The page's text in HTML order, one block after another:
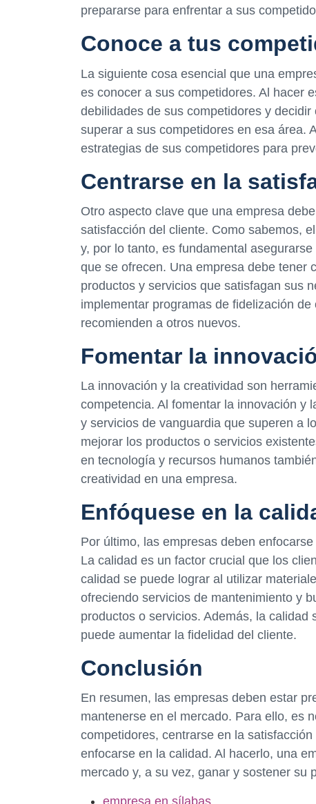
prepararse para enfrentar a sus
Conoce a tus
La siguiente cosa esencial que una
es conocer a sus competidores. Al hacer
debilidades de sus competidores y
superar a sus competidores en esa área.
estrategias de sus competidores para
Centrarse en la
Otro aspecto clave que una empresa
satisfacción del cliente. Como sabemos,
y, por lo tanto, es fundamental
que se ofrecen. Una empresa debe tener
productos y servicios que satisfagan sus
implementar programas de fidelización
recomienden a otros nuevos.
Fomentar la
La innovación y la creatividad son
competencia. Al fomentar la innovación y
y servicios de vanguardia que superen a
mejorar los productos o servicios
en tecnología y recursos humanos
creatividad en una empresa.
Enfóquese en la
Por último, las empresas deben
La calidad es un factor crucial que los
calidad se puede lograr al utilizar
ofreciendo servicios de mantenimiento y
productos o servicios. Además, la
puede aumentar la fidelidad del cliente.
Conclusión
En resumen, las empresas deben estar
mantenerse en el mercado. Para ello, es
competidores, centrarse en la
enfocarse en la calidad. Al hacerlo, una
mercado y, a su vez, ganar y sostener su